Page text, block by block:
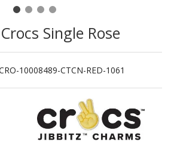
Single Rose
10008489-CTCN-RED-1061